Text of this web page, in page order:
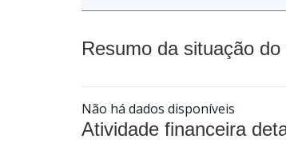
Resumo da situação
Não há dados disponíveis
Atividade financeira